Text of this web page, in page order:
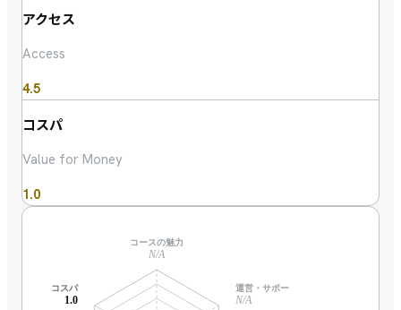
アクセス
Access
4.5
コスパ
Value for Money
1.0
コースの魅力
N/A
運営・サポート
N/A
コスパ
1.0